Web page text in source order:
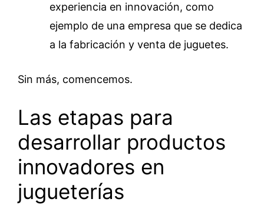
experiencia en innovación, como
ejemplo de una empresa que se dedica
a la fabricación y venta de juguetes.
Sin más, comencemos.
Las etapas para
desarrollar productos
innovadores en
jugueterías